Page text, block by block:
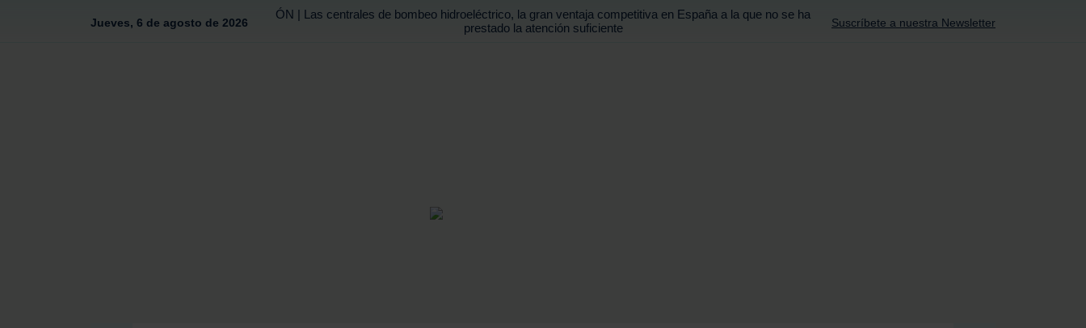
Jueves, 6 de agosto de 2026
ÓN | Las centrales de bombeo hidroeléctrico, la gran ventaja competitiva en España a la que no se ha
prestado la atención suficiente
Suscríbete a nuestra Newsletter